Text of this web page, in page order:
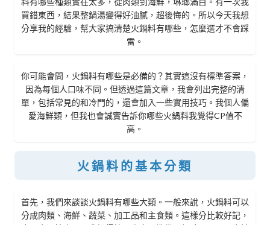
買錯東西，結果整鍋湯變得好油膩，超後悔的。所以今天我想
分享我的經驗，幫大家搞清楚火鍋料有哪些，怎麼選才不會踩
雷。
你可能會問，火鍋料有哪些是必備的？其實這沒有標準答案，
因為每個人口味不同。但透過這篇文章，我會列出完整的清
單，包括常見的和冷門的，還會加入一些實用技巧。我個人偏
愛海鮮類，但我也會誠實告訴你哪些火鍋料我覺得CP值不
高。
火鍋料的基本分類
首先，我們來談談火鍋料有哪些大類。一般來說，火鍋料可以
分成肉類、海鮮、蔬菜、加工品和主食類。這樣分比較好記，